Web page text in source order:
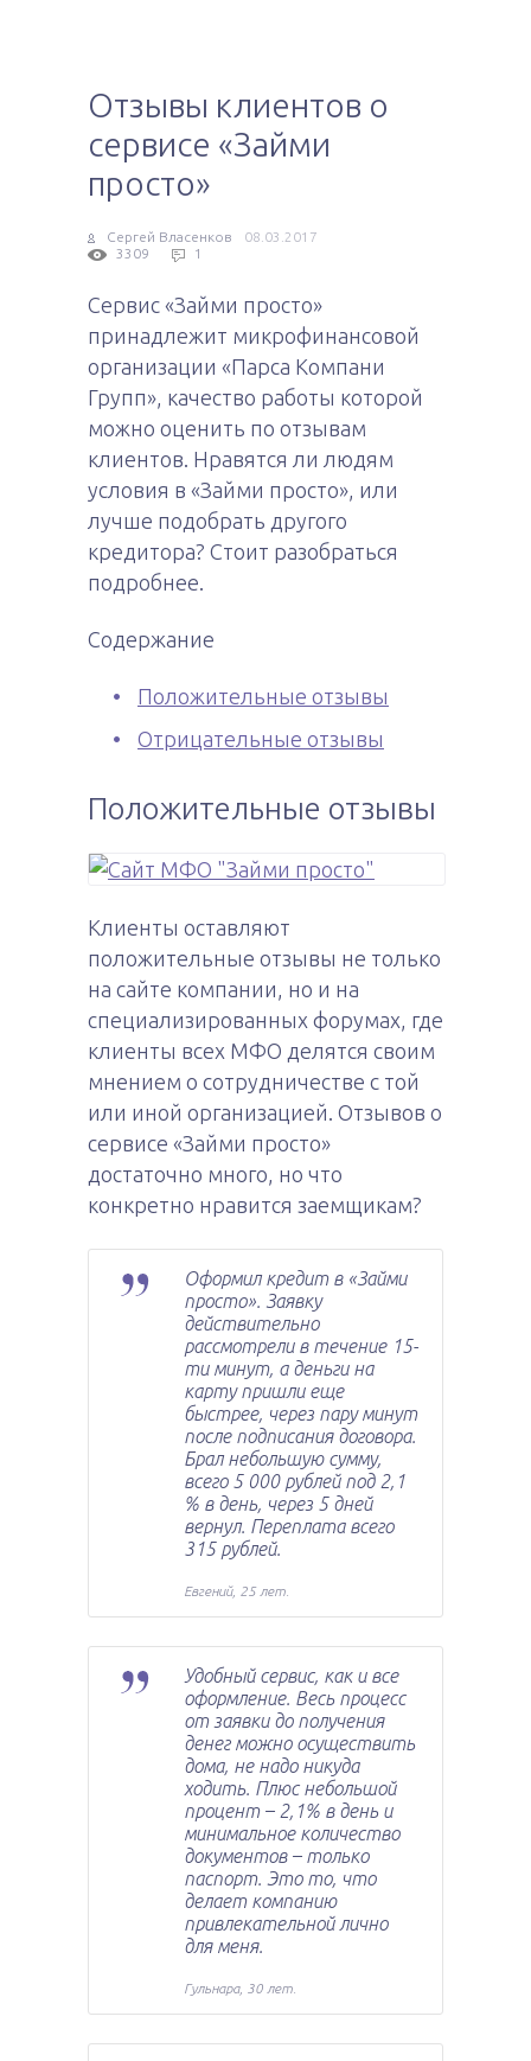
Отзывы клиентов о
сервисе «Займи
просто»
Сергей Власенков
08.03.2017
3309
1
Сервис «Займи просто»
принадлежит микрофинансовой
организации «Парса Компани
Групп», качество работы которой
можно оценить по отзывам
клиентов. Нравятся ли людям
условия в «Займи просто», или
лучше подобрать другого
кредитора? Стоит разобраться
подробнее.
Содержание
Положительные отзывы
Отрицательные отзывы
Положительные отзывы
Клиенты оставляют
положительные отзывы не только
на сайте компании, но и на
специализированных форумах, где
клиенты всех МФО делятся своим
мнением о сотрудничестве с той
или иной организацией. Отзывов о
сервисе «Займи просто»
достаточно много, но что
конкретно нравится заемщикам?
Оформил кредит в «Займи
просто». Заявку
действительно
рассмотрели в течение 15-
ти минут, а деньги на
карту пришли еще
быстрее, через пару минут
после подписания договора.
Брал небольшую сумму,
всего 5 000 рублей под 2,1
% в день, через 5 дней
вернул. Переплата всего
315 рублей.
Евгений, 25 лет.
Удобный сервис, как и все
оформление. Весь процесс
от заявки до получения
денег можно осуществить
дома, не надо никуда
ходить. Плюс небольшой
процент – 2,1% в день и
минимальное количество
документов – только
паспорт. Это то, что
делает компанию
привлекательной лично
для меня.
Гульнара, 30 лет.